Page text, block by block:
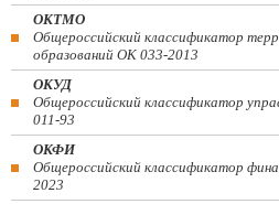
ОКТМО
Общероссийский классификатор
образований ОК 033-2013
ОКУД
Общероссийский классификатор
011-93
ОКФИ
Общероссийский классификатор
2023